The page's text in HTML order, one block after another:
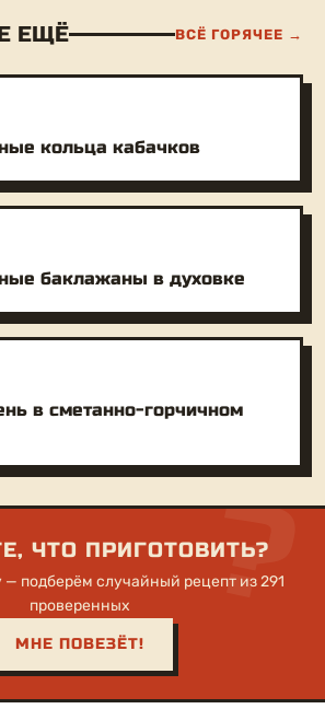
ЕЩЁ ВСЁ ГОРЯЧЕЕ →
кольца кабачков
баклажаны в духовке
в сметанно-горчичном
?
ЧТО ПРИГОТОВИТЬ?
подберём случайный рецепт из 291
проверенных
МНЕ ПОВЕЗЁТ!